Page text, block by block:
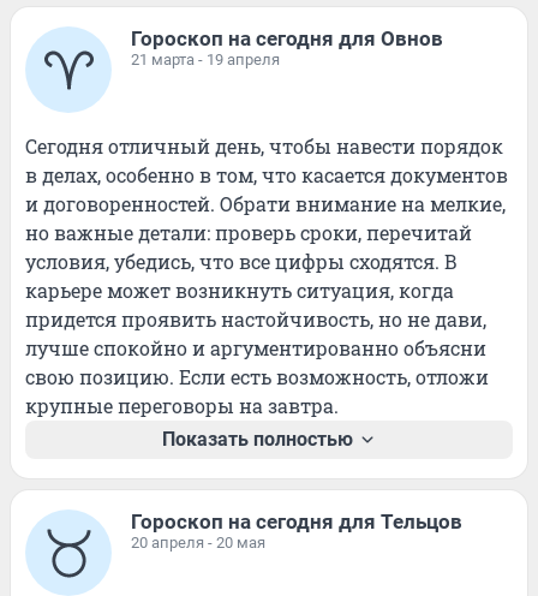
Гороскоп на сегодня для Овнов
21 марта - 19 апреля
Сегодня отличный день, чтобы навести порядок
в делах, особенно в том, что касается документов
и договоренностей. Обрати внимание на мелкие,
но важные детали: проверь сроки, перечитай
условия, убедись, что все цифры сходятся. В
карьере может возникнуть ситуация, когда
придется проявить настойчивость, но не дави,
лучше спокойно и аргументированно объясни
свою позицию. Если есть возможность, отложи
крупные переговоры на завтра.
Показать полностью
Гороскоп на сегодня для Тельцов
20 апреля - 20 мая